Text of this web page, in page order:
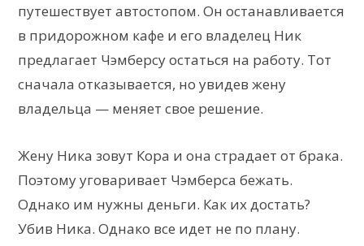
путешествует автостопом. Он останавливается
в придорожном кафе и его владелец Ник
предлагает Чэмберсу остаться на работу. Тот
сначала отказывается, но увидев жену
владельца — меняет свое решение.
Жену Ника зовут Кора и она страдает от брака.
Поэтому уговаривает Чэмберса бежать.
Однако им нужны деньги. Как их достать?
Убив Ника. Однако все идет не по плану.